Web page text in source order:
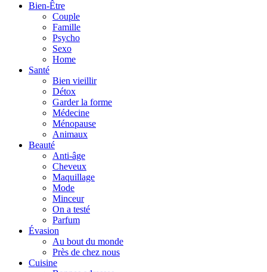
Bien-Être
Couple
Famille
Psycho
Sexo
Home
Santé
Bien vieillir
Détox
Garder la forme
Médecine
Ménopause
Animaux
Beauté
Anti-âge
Cheveux
Maquillage
Mode
Minceur
On a testé
Parfum
Évasion
Au bout du monde
Près de chez nous
Cuisine